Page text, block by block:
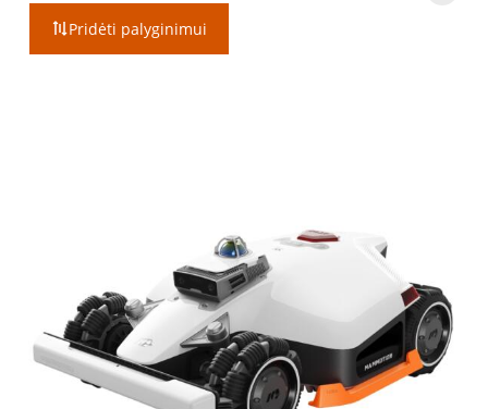
Pridėti palyginimui